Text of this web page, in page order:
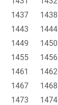
1437 1438
1443 1444
1449 1450
1455 1456
1461 1462
1467 1468
1473 1474